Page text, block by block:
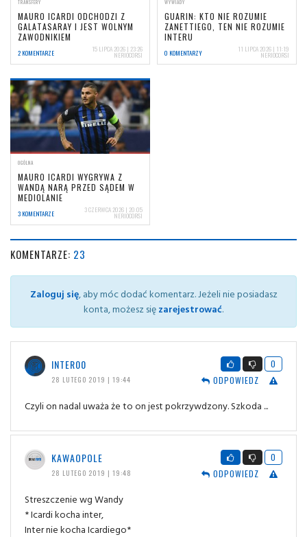
TRANSFERY
MAURO ICARDI ODCHODZI Z
GALATASARAY I JEST WOLNYM
ZAWODNIKIEM
2 KOMENTARZE 15 LIPCA 2026 | 23:26
NERIOCORSI
WYWIADY
GUARIN: KTO NIE ROZUMIE
ZANETTIEGO, TEN NIE ROZUMIE
INTERU
0 KOMENTARZY 11 LIPCA 2026 | 11:19
NERIOCORSI
OGÓLNA
MAURO ICARDI WYGRYWA Z
WANDĄ NARĄ PRZED SĄDEM W
MEDIOLANIE
3 KOMENTARZE 3 CZERWCA 2026 | 20:05
NERIOCORSI
KOMENTARZE: 23
Zaloguj się, aby móc dodać komentarz. Jeżeli nie posiadasz
konta, możesz sięzarejestrować.
INTER00
28 LUTEGO 2019 | 19:44
0
ODPOWIEDZ
Czyli on nadal uważa że to on jest pokrzywdzony. Szkoda ...
KAWAOPOLE
28 LUTEGO 2019 | 19:48
0
ODPOWIEDZ
Streszczenie wg Wandy
* Icardi kocha inter,
Inter nie kocha Icardiego*